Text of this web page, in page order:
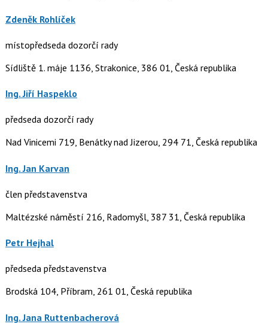
Zdeněk Rohlíček
místopředseda dozorčí rady
Sídliště 1. máje 1136, Strakonice, 386 01, Česká republika
Ing. Jiří Haspeklo
předseda dozorčí rady
Nad Vinicemi 719, Benátky nad Jizerou, 294 71, Česká republika
Ing. Jan Karvan
člen představenstva
Maltézské náměstí 216, Radomyšl, 387 31, Česká republika
Petr Hejhal
předseda představenstva
Brodská 104, Příbram, 261 01, Česká republika
Ing. Jana Ruttenbacherová